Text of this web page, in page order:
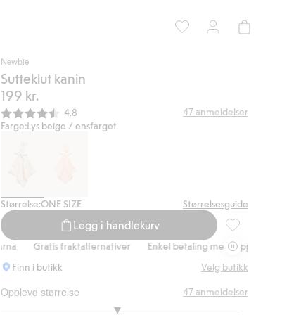
Newbie
Sutteklut kanin
199 kr.
Gjennomsnittskarakter:
4.8 47anmeldelser
Farge:Lys beige / ensfarget
Størrelse:ONE SIZE Størrelsesguide
Legg i handlekurv
Sutteklut
Gratis fraktalternativer Enkel betaling med Vipps & Klarna
Finn i butikk
Velg butikk
Opplevd størrelse 47anmeldelser